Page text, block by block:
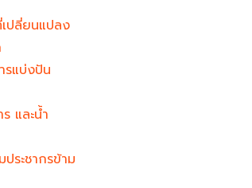
เปลี่ยนแปลง
รแบ่งปัน
และน้ำ
ระชากรข้าม